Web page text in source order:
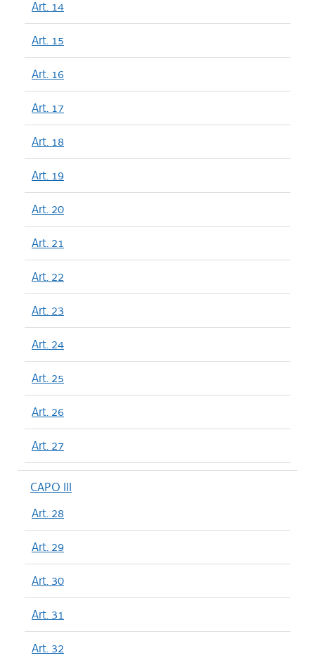
Art. 14
Art. 15
Art. 16
Art. 17
Art. 18
Art. 19
Art. 20
Art. 21
Art. 22
Art. 23
Art. 24
Art. 25
Art. 26
Art. 27
CAPO III
Art. 28
Art. 29
Art. 30
Art. 31
Art. 32